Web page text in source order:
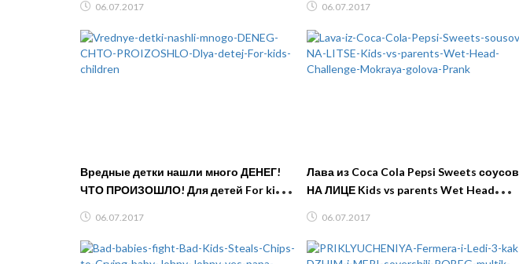
МАЙН ТРОЛЛИНГ
06.07.2017
Канал
06.07.2017
Вредные детки нашли много ДЕНЕГ!
ЧТО ПРОИЗОШЛО! Для детей For kids
06.07.2017
Лава из Coca Cola Pepsi Sweets соусов
НА ЛИЦЕ Kids vs parents Wet Head
06.07.2017